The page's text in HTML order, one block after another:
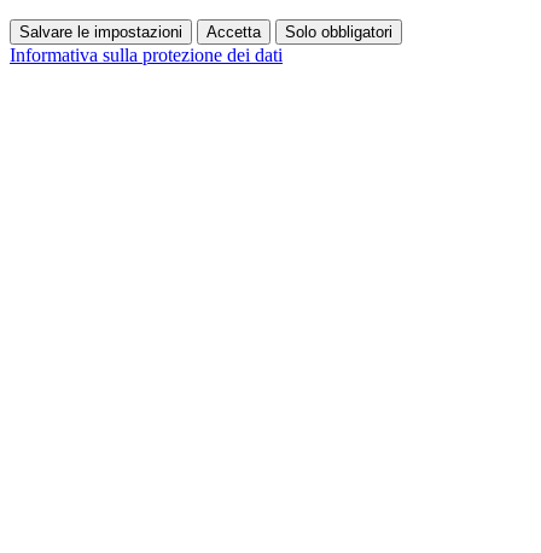
Salvare le impostazioni Accetta Solo obbligatori
Informativa sulla protezione dei dati